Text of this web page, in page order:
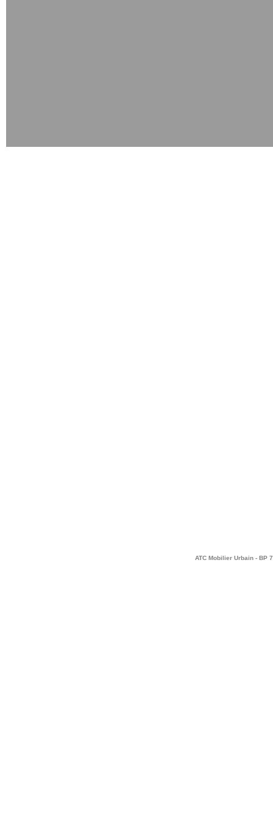
ATC Mobilier Urbain - BP